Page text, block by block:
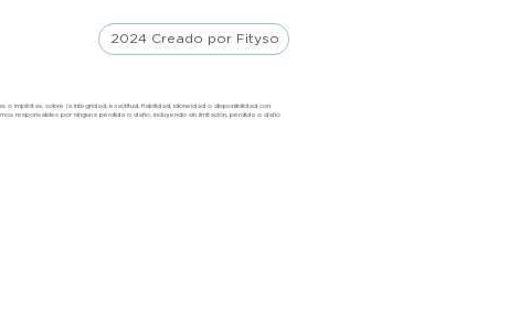
2024 Creado por Fityso
o implícitas, sobre la integridad, exactitud, fiabilidad, idoneidad o disponibilidad con
responsables por ninguna pérdida o daño, incluyendo sin limitación, pérdida o daño